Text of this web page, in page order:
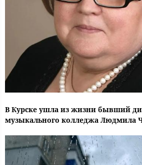
В Курске ушла из жизни бывший
музыкального колледжа Людмила